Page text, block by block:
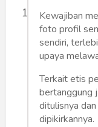
Kapasitas
keluarga
atau acara
kapasitas
bus (25-35
Kewajiban
foto profil
sendiri,
upaya
Terkait etis
bertanggung
ditulisnya
dipikirkannya.